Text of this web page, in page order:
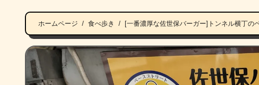
ホームページ 食べ歩き [一番濃厚な佐世保バーガー]トンネル横丁の